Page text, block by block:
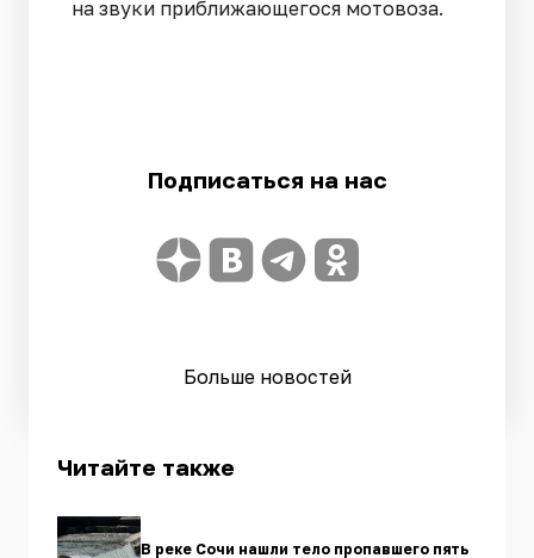
на звуки приближающегося мотовоза.
Подписаться на нас
Больше новостей
Читайте также
В реке Сочи нашли тело пропавшего пять